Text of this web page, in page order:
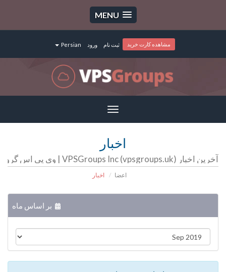
MENU
Persian ورود ثبت نام مشاهده کارت خرید
Toggle
navigation
اخبار
آخرین اخبار VPSGroups Inc (vpsgroups.uk) | وی پی اس گروپ | سرور مجازی | سرور اختصاصی | هاست
اعضا اخبار
بر اساس ماه